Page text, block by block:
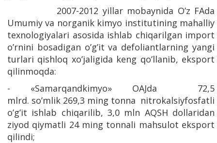
2007-2012 yillar mobaynida O’z FAda
Umumiy va norganik kimyo institutining mahalliy
texnologiyalari asosida ishlab chiqarilgan import
o’rnini bosadigan o’g’it va defoliantlarning yangi
turlari qishloq xo’jaligida keng qo’llanib, eksport
qilinmoqda:
- «Samarqandkimyo» OAJda 72,5
mlrd. so’mlik 269,3 ming tonna nitrokalsiyfosfatli
o’g’it ishlab chiqarilib, 3,0 mln AQSH dollaridan
ziyod qiymatli 24 ming tonnali mahsulot eksport
qilindi;